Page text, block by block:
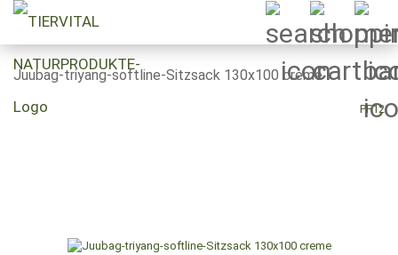
Juubag-triyang-softline-Sitzsack 130x100 creme
PF12